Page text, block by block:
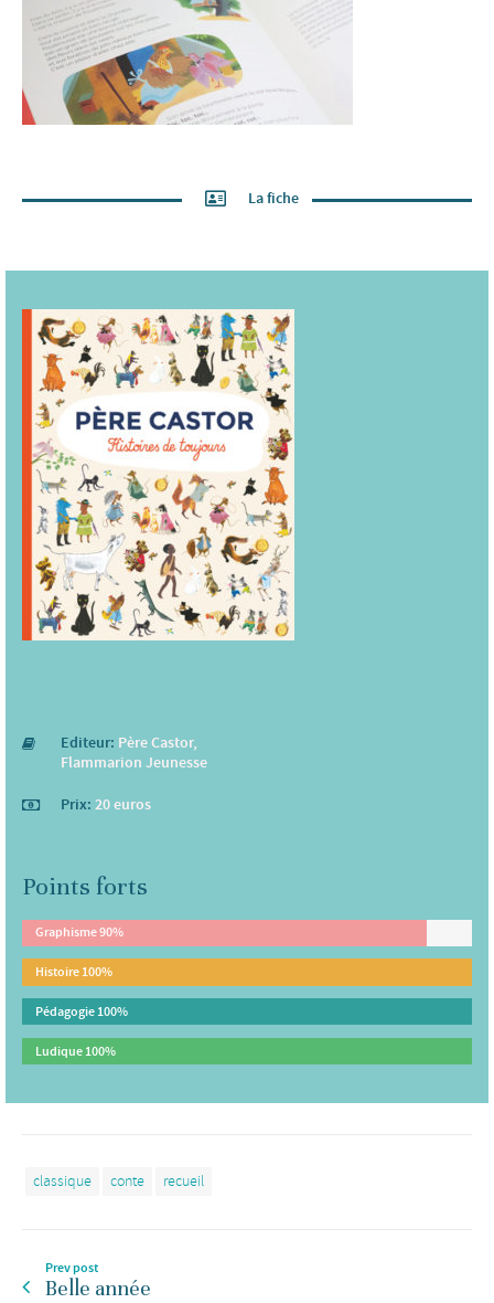
La fiche
Editeur: Père Castor,
Flammarion Jeunesse
Prix: 20 euros
Points forts
Graphisme90%
Histoire100%
Pédagogie100%
Ludique100%
classique conte recueil
Prev post
Belle année